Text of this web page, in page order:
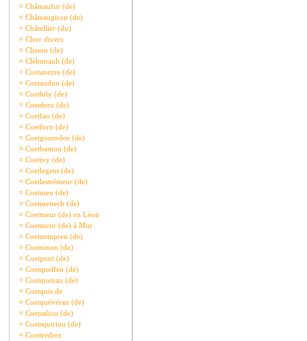
¤ Châteaufur (de)
¤ Châteaugiron (de)
¤ Châtellier (du)
¤ Clerc divers
¤ Clisson (de)
¤ Cléhunault (de)
¤ Coetanezre (de)
¤ Coetaudon (de)
¤ Coetbily (de)
¤ Coetderu (de)
¤ Coetfao (de)
¤ Coetforn (de)
¤ Coetgoureden (de)
¤ Coethamon (de)
¤ Coetivy (de)
¤ Coetlegent (de)
¤ Coetlestrémeur (de)
¤ Coetmen (de)
¤ Coetmenech (de)
¤ Coetmeur (de) en Léon
¤ Coetmeur (de) à Mur
¤ Coetnempren (de)
¤ Coetninon (de)
¤ Coetpont (de)
¤ Coetquelfen (de)
¤ Coetquenan (de)
¤ Coetquis de
¤ Coetquévéran (de)
¤ Coetsaliou (de)
¤ Coetsquiriou (de)
¤ Coettredrez